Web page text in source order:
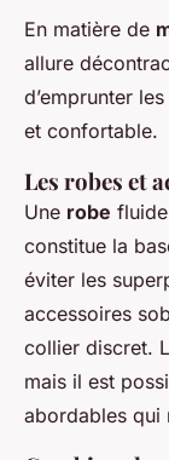
En matière de
allure
d’emprunter
et confortable.
Les robes et
Une robe
constitue la
éviter les
accessoires
collier discret.
mais il est
abordables qui